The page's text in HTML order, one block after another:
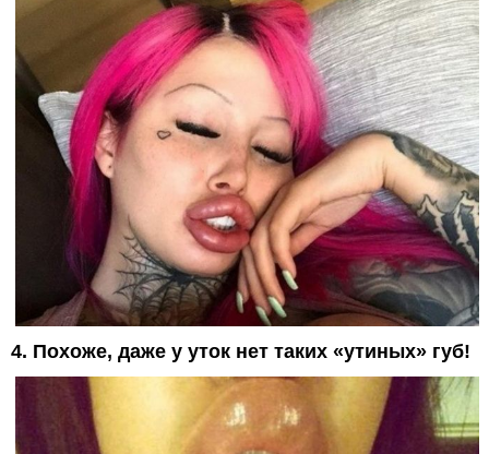
4. Похоже, даже у уток нет таких «утиных» губ!